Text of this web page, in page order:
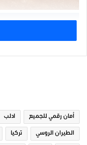
أمان رقمي للجميع ادلب
الطيران الروسي تركيا